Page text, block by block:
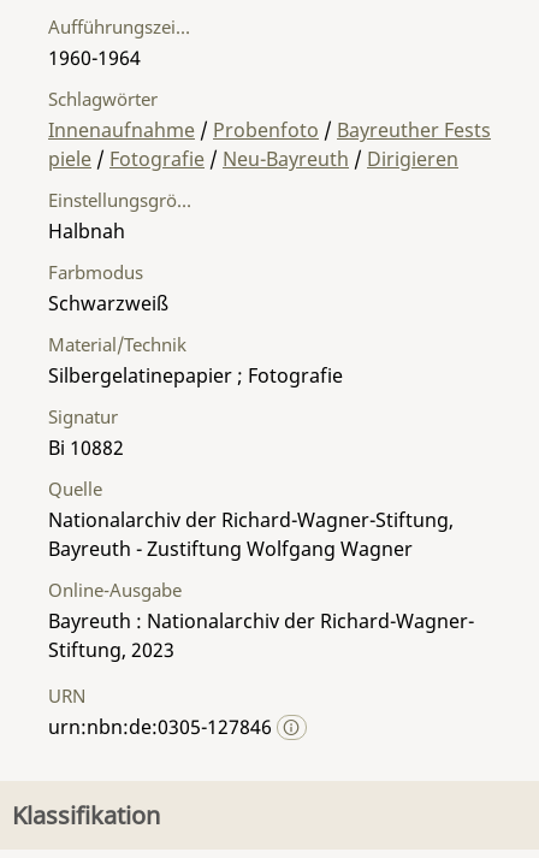
Material/Technik
Silbergelatinepapier ; Fotografie
Einstellungsgröße
Halbnah
Farbmodus
Schwarzweiß
Aufführungszeitraum
1960-1964
Signatur
Bi 10882
Quelle
Nationalarchiv der Richard-Wagner-Stiftung,
Bayreuth - Zustiftung Wolfgang Wagner
Schlagwörter
Innenaufnahme / Probenfoto / Bayreuther Fests
piele / Fotografie / Neu-Bayreuth / Dirigieren
Online-Ausgabe
Bayreuth : Nationalarchiv der Richard-Wagner-
Stiftung, 2023
URN
urn:nbn:de:0305-127846
Klassifikation